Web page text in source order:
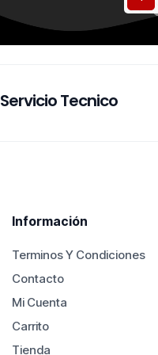
Servicio Tecnico
Información
Terminos Y Condiciones
Contacto
Mi Cuenta
Carrito
Tienda